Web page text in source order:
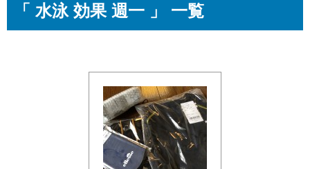
「 水泳 効果 週一 」 一覧